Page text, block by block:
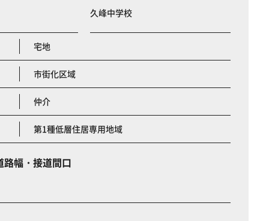
久峰中学校
宅地
市街化区域
仲介
第1種低層住居専用地域
路幅・接道間口